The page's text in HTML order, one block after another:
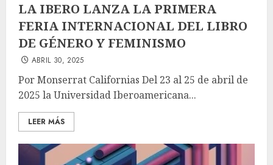
LA IBERO LANZA LA PRIMERA
FERIA INTERNACIONAL DEL LIBRO
DE GÉNERO Y FEMINISMO
ABRIL 30, 2025
Por Monserrat Californias Del 23 al 25 de abril de
2025 la Universidad Iberoamericana...
LEER MÁS